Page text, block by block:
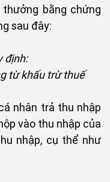
bằng chứng
sau đây:
định:
từ khấu trừ thuế
nhân trả thu nhập
vào thu nhập của
nhập, cụ thể như